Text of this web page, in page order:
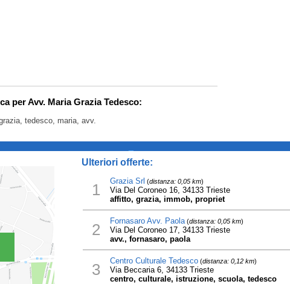
per Avv. Maria Grazia Tedesco:
tedesco, maria, avv.
Ulteriori offerte:
1 Grazia Srl (distanza: 0,05 km)
Via Del Coroneo 16, 34133 Trieste
affitto, grazia, immob, propriet
2 Fornasaro Avv. Paola(distanza: 0,05 km)
Via Del Coroneo 17, 34133 Trieste
avv., fornasaro, paola
3 Centro Culturale Tedesco(distanza: 0,12 km)
Via Beccaria 6, 34133 Trieste
centro, culturale, istruzione, scuola, tedesco